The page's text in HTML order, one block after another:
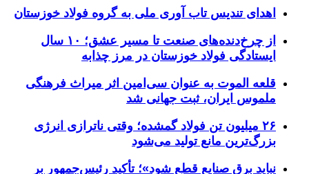
اهدای تندیس تاب آوری ملی به گروه فولاد خوزستان
از چرخ‌دنده‌های صنعت تا مسیر عشق؛ ۱۰ سال
ایستادگی فولاد خوزستان در مرز چذابه
قلعه الموت به عنوان سی‌امین اثر میراث‌ فرهنگی
ملموس ایران، ثبت جهانی شد
۲۶ میلیون تن فولاد گمشده؛ وقتی ناترازی انرژی
بزرگ‌ترین مانع تولید می‌شود
نباید برق صنایع قطع شود»؛ تأکید رئیس‌جمهور بر